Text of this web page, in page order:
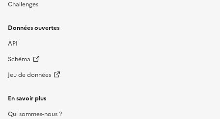
Challenges
Données ouvertes
API
Schéma
Jeu de données
En savoir plus
Qui sommes-nous ?